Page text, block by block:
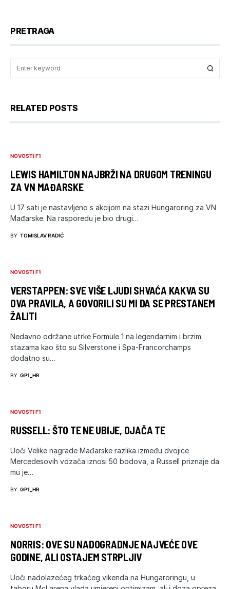
PRETRAGA
RELATED POSTS
NOVOSTI F1
LEWIS HAMILTON NAJBRŽI NA DRUGOM TRENINGU
ZA VN MAĐARSKE
U 17 sati je nastavljeno s akcijom na stazi Hungaroring za VN
Mađarske. Na rasporedu je bio drugi…
BY TOMISLAV RADIĆ
NOVOSTI F1
VERSTAPPEN: SVE VIŠE LJUDI SHVAĆA KAKVA SU
OVA PRAVILA, A GOVORILI SU MI DA SE PRESTANEM
ŽALITI
Nedavno održane utrke Formule 1 na legendarnim i brzim
stazama kao što su Silverstone i Spa-Francorchamps
dodatno su…
BY GP1_HR
NOVOSTI F1
RUSSELL: ŠTO TE NE UBIJE, OJAČA TE
Uoči Velike nagrade Mađarske razlika između dvojice
Mercedesovih vozača iznosi 50 bodova, a Russell priznaje da
mu je…
BY GP1_HR
NOVOSTI F1
NORRIS: OVE SU NADOGRADNJE NAJVEĆE OVE
GODINE, ALI OSTAJEM STRPLJIV
Uoči nadolazećeg trkaćeg vikenda na Hungaroringu, u